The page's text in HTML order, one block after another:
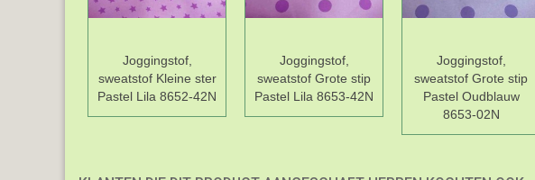
Joggingstof,
sweatstof Kleine ster
Pastel Lila 8652-42N
Joggingstof,
sweatstof Grote stip
Pastel Lila 8653-42N
Joggingstof,
sweatstof Grote stip
Pastel Oudblauw
8653-02N